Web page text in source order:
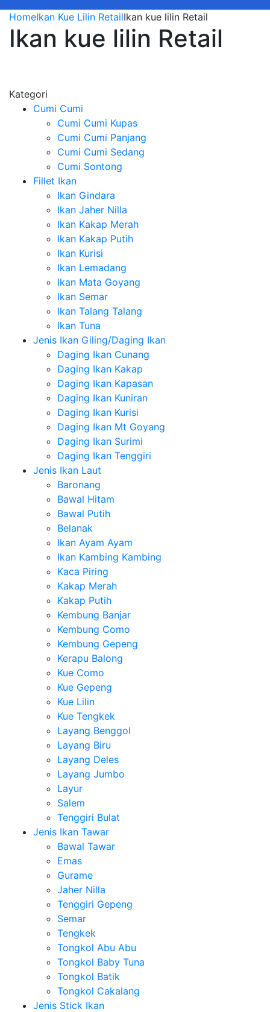
HomeIkan Kue Lilin RetailIkan kue lilin Retail
Ikan kue lilin Retail
Kategori
Cumi Cumi
Cumi Cumi Kupas
Cumi Cumi Panjang
Cumi Cumi Sedang
Cumi Sontong
Fillet Ikan
Ikan Gindara
Ikan Jaher Nilla
Ikan Kakap Merah
Ikan Kakap Putih
Ikan Kurisi
Ikan Lemadang
Ikan Mata Goyang
Ikan Semar
Ikan Talang Talang
Ikan Tuna
Jenis Ikan Giling/Daging Ikan
Daging Ikan Cunang
Daging Ikan Kakap
Daging Ikan Kapasan
Daging Ikan Kuniran
Daging Ikan Kurisi
Daging Ikan Mt Goyang
Daging Ikan Surimi
Daging Ikan Tenggiri
Jenis Ikan Laut
Baronang
Bawal Hitam
Bawal Putih
Belanak
Ikan Ayam Ayam
Ikan Kambing Kambing
Kaca Piring
Kakap Merah
Kakap Putih
Kembung Banjar
Kembung Como
Kembung Gepeng
Kerapu Balong
Kue Como
Kue Gepeng
Kue Lilin
Kue Tengkek
Layang Benggol
Layang Biru
Layang Deles
Layang Jumbo
Layur
Salem
Tenggiri Bulat
Jenis Ikan Tawar
Bawal Tawar
Emas
Gurame
Jaher Nilla
Tenggiri Gepeng
Semar
Tengkek
Tongkol Abu Abu
Tongkol Baby Tuna
Tongkol Batik
Tongkol Cakalang
Jenis Stick Ikan